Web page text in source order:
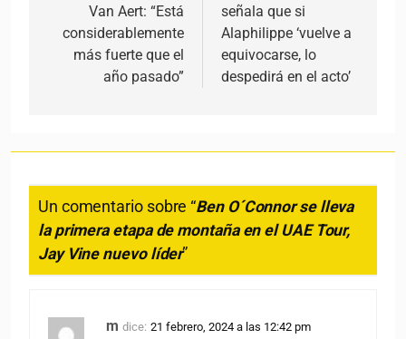
Van Aert: “Está
considerablemente
más fuerte que el
año pasado”
señala que si
Alaphilippe ‘vuelve a
equivocarse, lo
despedirá en el acto’
Un comentario sobre “Ben O´Connor se lleva
la primera etapa de montaña en el UAE Tour,
Jay Vine nuevo líder”
m dice: 21 febrero, 2024 a las 12:42 pm